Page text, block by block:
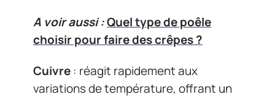
A voir aussi :Quel type de poêle
choisir pour faire des crêpes ?
Cuivre : réagit rapidement aux
variations de température, offrant un